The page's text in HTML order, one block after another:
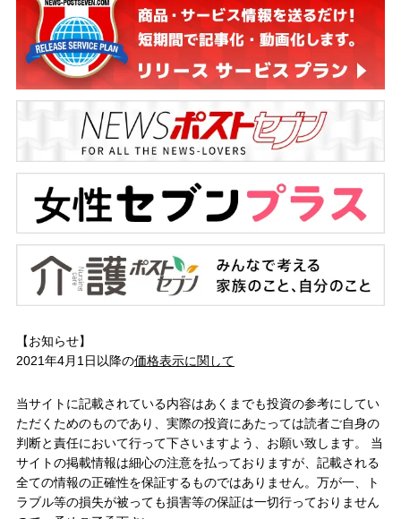
【お知らせ】
2021年4月1日以降の価格表示に関して
当サイトに記載されている内容はあくまでも投資の参考にしてい
ただくためのものであり、実際の投資にあたっては読者ご自身の
判断と責任において行って下さいますよう、お願い致します。 当
サイトの掲載情報は細心の注意を払っておりますが、記載される
全ての情報の正確性を保証するものではありません。万が一、ト
ラブル等の損失が被っても損害等の保証は一切行っておりません